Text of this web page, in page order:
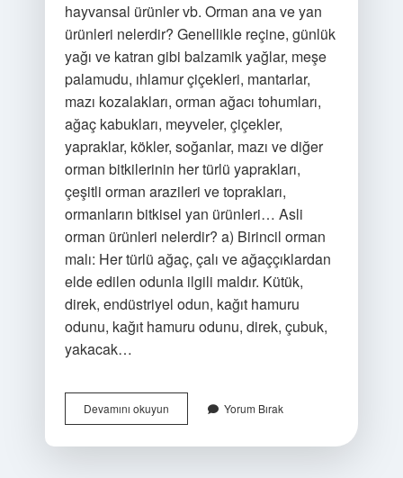
hayvansal ürünler vb. Orman ana ve yan
ürünleri nelerdir? Genellikle reçine, günlük
yağı ve katran gibi balzamik yağlar, meşe
palamudu, ıhlamur çiçekleri, mantarlar,
mazı kozalakları, orman ağacı tohumları,
ağaç kabukları, meyveler, çiçekler,
yapraklar, kökler, soğanlar, mazı ve diğer
orman bitkilerinin her türlü yaprakları,
çeşitli orman arazileri ve toprakları,
ormanların bitkisel yan ürünleri… Asli
orman ürünleri nelerdir? a) Birincil orman
malı: Her türlü ağaç, çalı ve ağaççıklardan
elde edilen odunla ilgili maldır. Kütük,
direk, endüstriyel odun, kağıt hamuru
odunu, kağıt hamuru odunu, direk, çubuk,
yakacak…
Devamını okuyunOrman
Ürünleri
Yorum Bırak